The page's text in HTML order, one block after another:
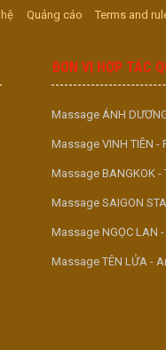
Quảng cáo Terms and
ĐƠN VỊ HỢP TÁC
Massage ÁNH
Massage VINH TIÊN -
Massage BANGKOK -
Massage SAIGON
Massage NGỌC LAN -
Massage TÊN LỬA -